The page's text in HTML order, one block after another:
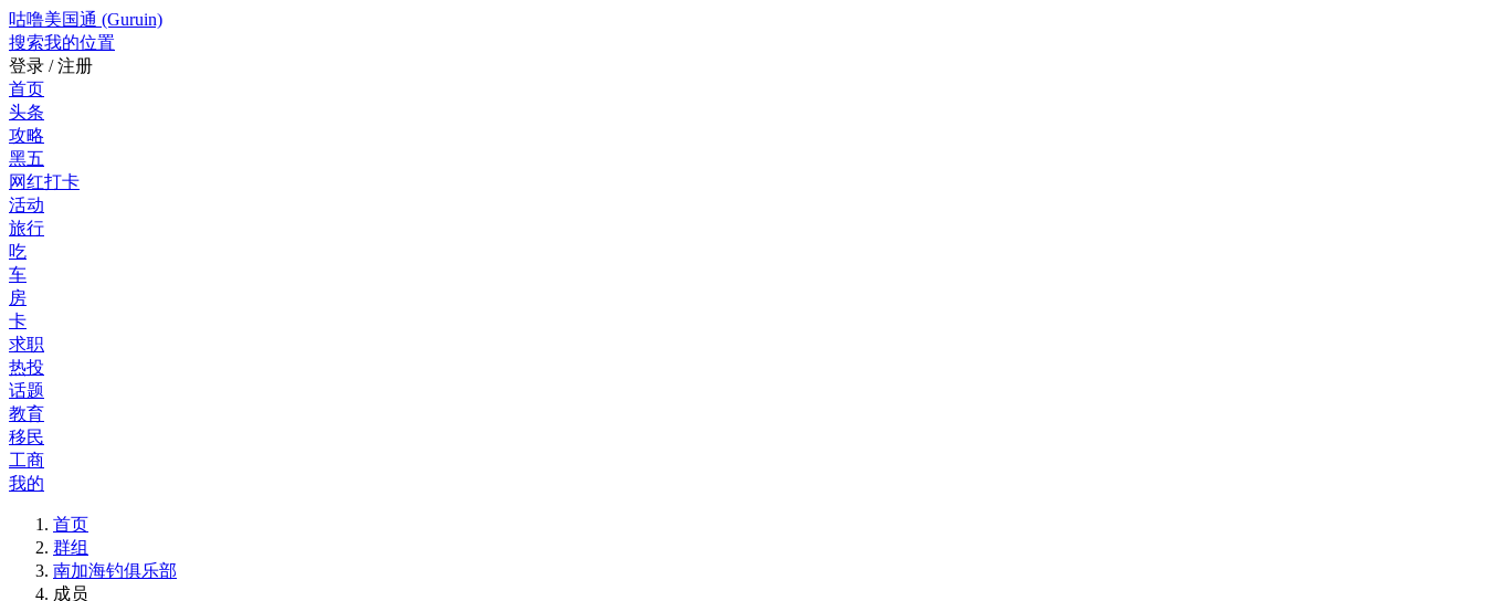
咕噜美国通 (Guruin)
搜索我的位置
登录 / 注册
首页
头条
攻略
黑五
网红打卡
活动
旅行
吃
车
房
卡
求职
热投
话题
教育
移民
工商
我的
首页
群组
南加海钓俱乐部
成员